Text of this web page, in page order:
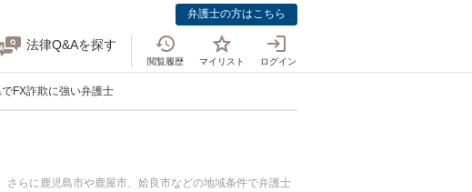
弁護士の方はこちら
法律Q&Aを探す
閲覧履歴 マイリスト ログイン
FX詐欺に強い弁護士
らに鹿児島市や鹿屋市、姶良市などの地域条件で弁護士